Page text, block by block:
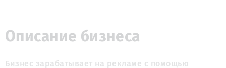
Описание бизнеса
Бизнес зарабатывает на рекламе с помощью